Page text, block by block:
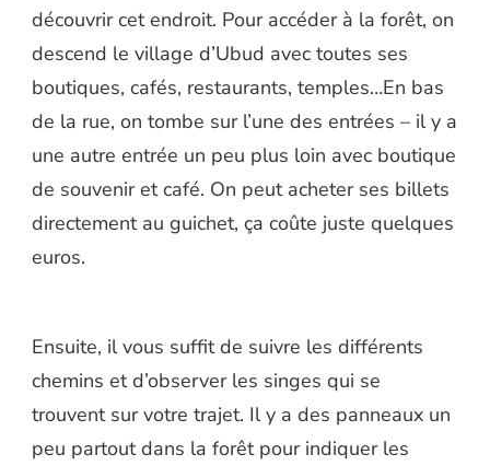
découvrir cet endroit. Pour accéder à la forêt, on
descend le village d’Ubud avec toutes ses
boutiques, cafés, restaurants, temples…En bas
de la rue, on tombe sur l’une des entrées – il y a
une autre entrée un peu plus loin avec boutique
de souvenir et café. On peut acheter ses billets
directement au guichet, ça coûte juste quelques
euros.
Ensuite, il vous suffit de suivre les différents
chemins et d’observer les singes qui se
trouvent sur votre trajet. Il y a des panneaux un
peu partout dans la forêt pour indiquer les